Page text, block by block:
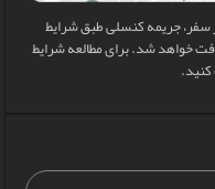
جریمه کنسلی طبق شرایط
دریافت خواهد شد. برای مطالعه شرایط